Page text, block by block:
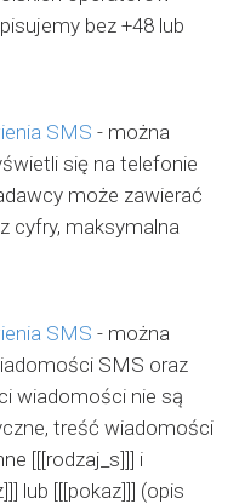
bez +48 lub
SMS - można
się na telefonie
może zawierać
cyfry, maksymalna
SMS - można
SMS oraz
wiadomości nie są
treść wiadomości
[[[rodzaj_s]]] i
lub [[[pokaz]]] (opis